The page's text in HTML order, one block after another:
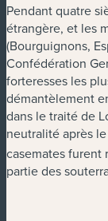
Pendant quatre
étrangère, et les
(Bourguignons,
Confédération
forteresses les
démantèlement
dans le traité de
neutralité après
casemates furent
partie des